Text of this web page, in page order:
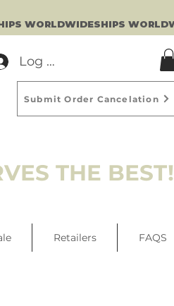
Log In
THE BEST!
Submit Order Cancelation
Retailers FAQS